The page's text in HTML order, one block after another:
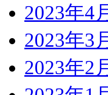
2023年4
2023年3
2023年2